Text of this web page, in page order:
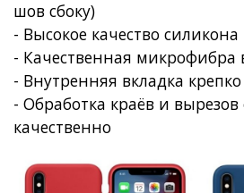
шов сбоку)
- Высокое качество силикона
- Качественная микрофибра
- Внутренняя вкладка
- Обработка краёв и вырезов
качественно